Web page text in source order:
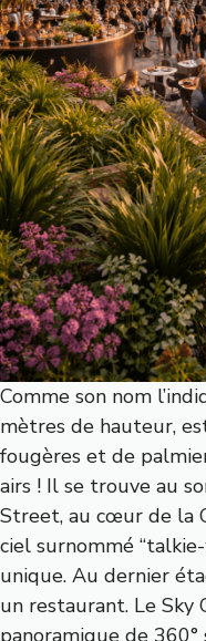
Comme son nom
mètres de hauteur,
fougères et de
airs ! Il se trouve au
Street, au cœur de la
ciel surnommé
unique. Au dernier
un restaurant. Le Sky
panoramique de